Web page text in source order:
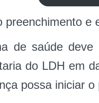
preenchimento e
de saúde deve
do LDH em
possa iniciar